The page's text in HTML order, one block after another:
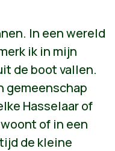
In een wereld
ik in mijn
de boot vallen.
gemeenschap
Hasselaar of
of in een
de kleine